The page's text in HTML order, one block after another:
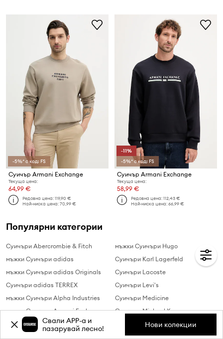
-5%* с код: FS
Суичър Armani Exchange
Текуща цена:
64,99 €
Редовна цена:119,90 €
Най-ниска цена:70,99 €
-11%
-5%* с код: FS
Суичър Armani Exchange
Текуща цена:
58,99 €
Редовна цена:112,43 €
Най-ниска цена:66,99 €
Популярни категории
Суичъри Abercrombie & Fitch
мъжки Суичъри adidas
мъжки Суичъри adidas Originals
Суичъри adidas TERREX
мъжки Суичъри Alpha Industries
мъжки Суичъри Armani Exchange
мъжки Суичъри Boss
мъжки Суичъри Hugo
Суичъри Karl Lagerfeld
Суичъри Lacoste
Суичъри Levi's
Суичъри Medicine
Суичъри Michael Kors
Суичъри New Balance
Суичъри Pepe Jeans
Свали APP-a и
пазарувай лесно!
Нови колекции